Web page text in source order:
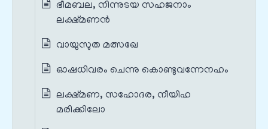
ഭീമബല, നിന്നുടയ സഹജനാം
ലക്ഷ്മണൻ
വായുസുത മത്സഖേ
ഓഷധിവരം ചെന്നു കൊണ്ടുവന്നേനഹം
ലക്ഷ്മണ, സഹോദര, നീയിഹ
മരിക്കിലോ